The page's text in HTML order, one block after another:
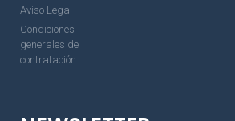
Aviso Legal
Condiciones
generales de
contratación